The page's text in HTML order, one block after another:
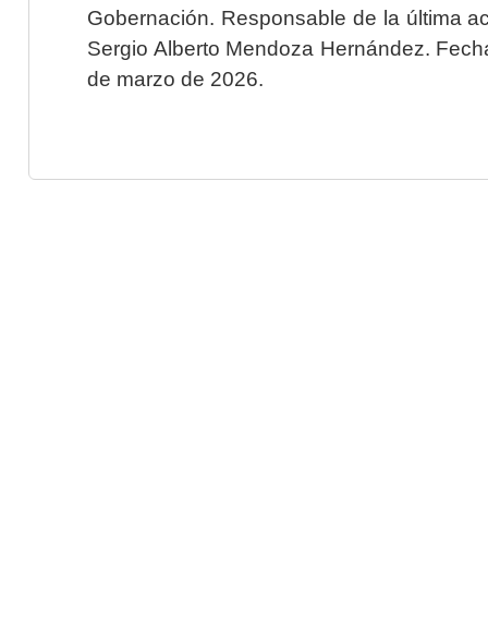
Gobernación. Responsable de la última
Sergio Alberto Mendoza Hernández.
de marzo de 2026.